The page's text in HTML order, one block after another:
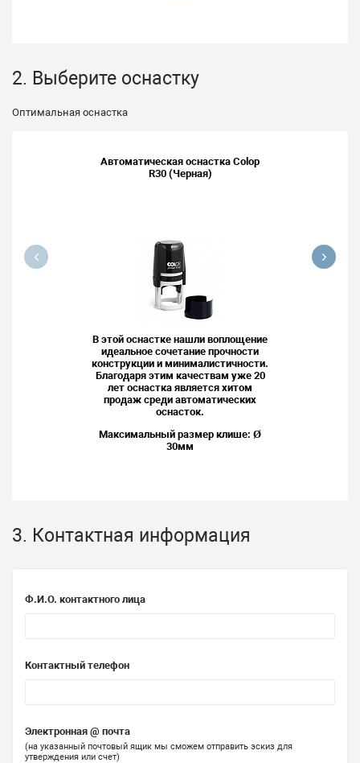
2. Выберите оснастку
Оптимальная оснастка
Автоматическая оснастка Colop
R30 (Черная)
В этой оснастке нашли воплощение
идеальное сочетание прочности
конструкции и минималистичности.
Благодаря этим качествам уже 20
лет оснастка является хитом
продаж среди автоматических
оснасток.
Максимальный размер клише: Ø
30мм
3. Контактная информация
Ф.И.О. контактного лица
Контактный телефон
Электронная @ почта
(на указанный почтовый ящик мы сможем отправить эскиз для
утверждения или счет)